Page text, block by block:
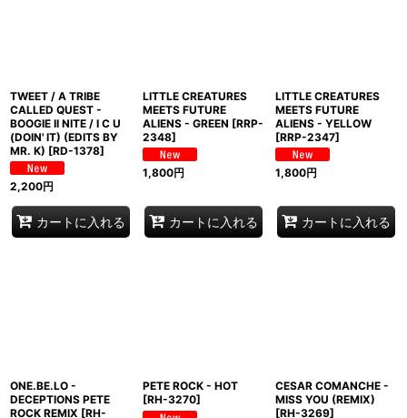
TWEET / A TRIBE
CALLED QUEST -
BOOGIE II NITE / I C U
(DOIN' IT) (EDITS BY
MR. K) [RD-1378]
2,200円
カートに入れる
LITTLE CREATURES
MEETS FUTURE
ALIENS - GREEN [RRP-
2348]
1,800円
カートに入れる
LITTLE CREATURES
MEETS FUTURE
ALIENS - YELLOW
[RRP-2347]
1,800円
カートに入れる
ONE.BE.LO -
DECEPTIONS PETE
ROCK REMIX [RH-
PETE ROCK - HOT
[RH-3270]
CESAR COMANCHE -
MISS YOU (REMIX)
[RH-3269]